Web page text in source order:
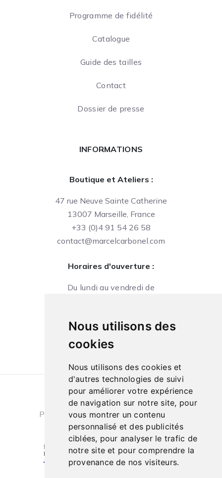
Nous utilisons des
cookies
Nous utilisons des cookies et
d'autres technologies de suivi
pour améliorer votre expérience
de navigation sur notre site, pour
vous montrer un contenu
personnalisé et des publicités
ciblées, pour analyser le trafic de
notre site et pour comprendre la
provenance de nos visiteurs.
Programme de fidélité
Catalogue
Guide des tailles
Contact
Dossier de presse
INFORMATIONS
Boutique et Ateliers :
47 rue Neuve Sainte Catherine
13007 Marseille, France
+33 (0)4 91 54 26 58
contact@marcelcarbonel.com
Horaires d'ouverture :
Du lundi au vendredi de
10h à 13h et de 14h à 18h
Conditions générales de ventes
|
Politique de confidentialité
| Cookies